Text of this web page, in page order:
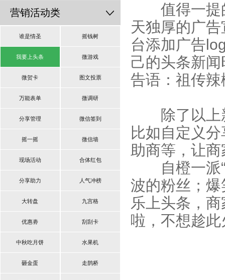
营销活动类
谁是情圣 摇钱树
我要上头条 微游戏
微贺卡 图文投票
万能表单 微调研
分享管理 微信签到
摇一摇 微信墙
现场活动 合体红包
分享助力 人气冲榜
大转盘 九宫格
优惠劵 刮刮卡
中秋吃月饼 水果机
砸金蛋 走鹊桥
值得一提的
天独厚的广
台添加广告
己的头条新
告语：祖传
除了以上新
比如自定义
助商等，让
自橙一派
波的粉丝；
乐上头条，
啦，不想趁